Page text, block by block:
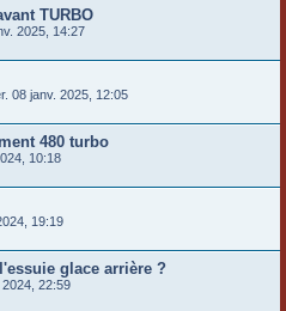
TURBO
2025, 14:27
08 janv. 2025, 12:05
480 turbo
10:18
19:19
glace arrière ?
22:59